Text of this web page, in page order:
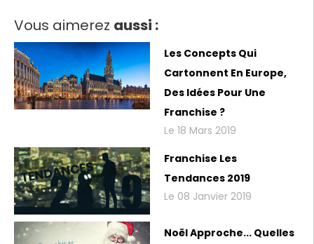
Vous aimerez aussi :
Les Concepts Qui
Cartonnent En Europe,
Des Idées Pour Une
Franchise ?
Le 18 Mars 2019
Franchise Les
Tendances 2019
Le 08 Janvier 2019
Noël Approche... Quelles